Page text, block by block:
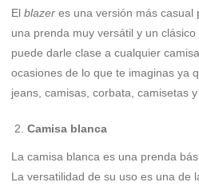
El blazer es una versión más casual
una prenda muy versátil y un
puede darle clase a cualquier
ocasiones de lo que te imaginas ya
jeans, camisas, corbata, camisetas
Camisa blanca
La camisa blanca es una prenda
La versatilidad de su uso es una de